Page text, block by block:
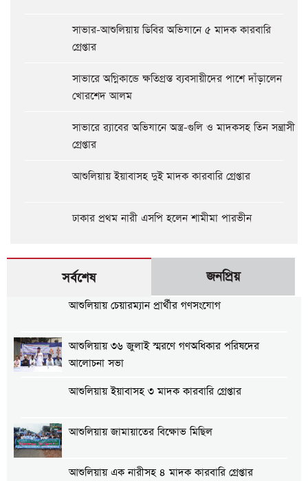
সাভার-আশুলিয়ায় ডিবির অভিযানে ৫ মাদক কারবারি
গ্রেপ্তার
সাভারে অগ্নিকান্ডে ক্ষতিগ্রস্ত ব্যবসায়ীদের পাশে দাঁড়ালেন
খোরশেদ আলম
সাভারে র‍্যাবের অভিযানে অস্ত্র-গুলি ও মাদকসহ তিন সন্ত্রাসী
গ্রেপ্তার
আশুলিয়ায় ইয়াবাসহ দুই মাদক কারবারি গ্রেপ্তার
ঢাকার প্রথম নারী এসপি হলেন শামীমা পারভীন
সর্বশেষ জনপ্রিয়
আশুলিয়ায় চেয়ারম্যান প্রার্থীর গণসংযোগ
আশুলিয়ায় ৩৬ জুলাই স্মরণে গণঅধিকার পরিষদের
আলোচনা সভা
আশুলিয়ায় ইয়াবাসহ ৩ মাদক কারবারি গ্রেপ্তার
আশুলিয়ায় জামায়াতের বিক্ষোভ মিছিল
আশুলিয়ায় এক নারীসহ ৪ মাদক কারবারি গ্রেপ্তার